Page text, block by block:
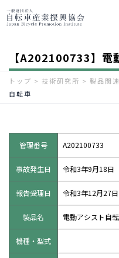
【A202100733】電
トップ > 技術研究所 > 製品関
自転車
管理番号 A202100733
事故発生日 令和3年9月18日
報告受理日 令和3年12月27日
製品名 電動アシスト自
機種・型式